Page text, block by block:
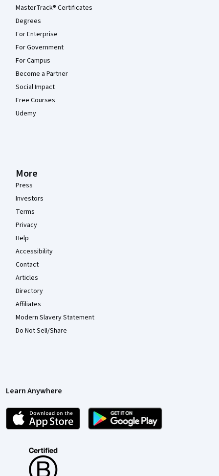
MasterTrack® Certificates
Degrees
For Enterprise
For Government
For Campus
Become a Partner
Social Impact
Free Courses
Udemy
More
Press
Investors
Terms
Privacy
Help
Accessibility
Contact
Articles
Directory
Affiliates
Modern Slavery Statement
Do Not Sell/Share
Learn Anywhere